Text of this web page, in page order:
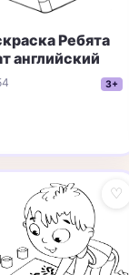
Ребята
английский
3+
♡